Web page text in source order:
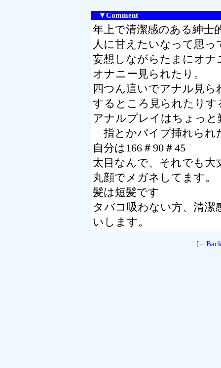
▼Comment
年上で清潔感のある紳士
人に甘えたいなって思
妄想しながらたまにオ
オナニー見られたり。
四つん這いでアナル見
するところ見られたりす
アナルプレイはちょっ
指とかパイプ挿れられ
自分は166＃90＃45
太目なんで、それでも大
丸顔でメガネしてます。
髪は短髪です
タバコ吸わない方、清
いします。